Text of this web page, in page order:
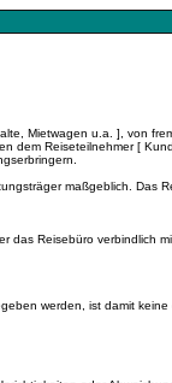
Mietwagen u.a. ], von
dem Reiseteilnehmer [
maßgeblich. Das
Reisebüro verbindlich
werden, ist damit